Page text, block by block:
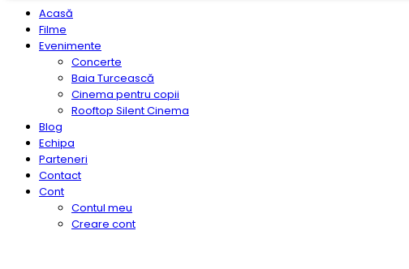
Acasă
Filme
Evenimente
Concerte
Baia Turcească
Cinema pentru copii
Rooftop Silent Cinema
Blog
Echipa
Parteneri
Contact
Cont
Contul meu
Creare cont